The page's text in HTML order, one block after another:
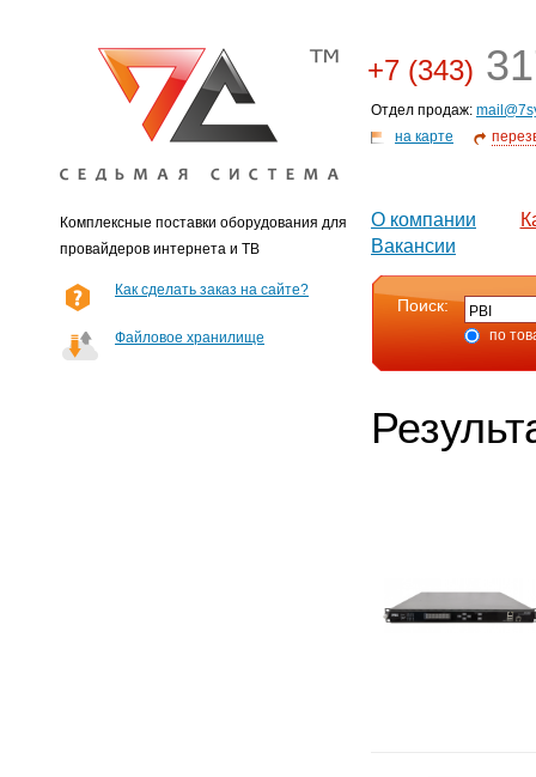
Комплексные поставки оборудования для
провайдеров интернета и ТВ
+7 (343)
Отдел продаж:
на карте
О компании
Вакансии
Как сделать заказ на сайте?
Файловое хранилище
Поиск:
по